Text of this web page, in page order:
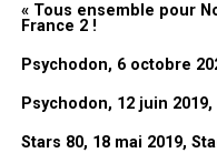
Didier Barbelivien, 24
(photos)
NE MANQUEZ PAS AUSSI
Chanson en Sorbonne –
Sorbonne, Paris
« Tous ensemble pour
France 2 !
Psychodon, 6 octobre
Psychodon, 12 juin
Stars 80, 18 mai 2019,